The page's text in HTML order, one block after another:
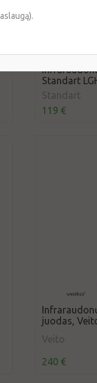
Standart
Standart
119 €
juodas,
Veito
240 €